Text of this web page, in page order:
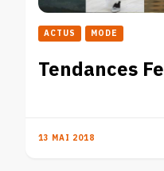
ACTUS MODE
Tendances
13 MAI 2018